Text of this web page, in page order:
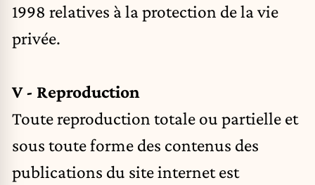
1998 relatives à la protection de la vie
privée.
V - Reproduction
Toute reproduction totale ou partielle et
sous toute forme des contenus des
publications du site internet est